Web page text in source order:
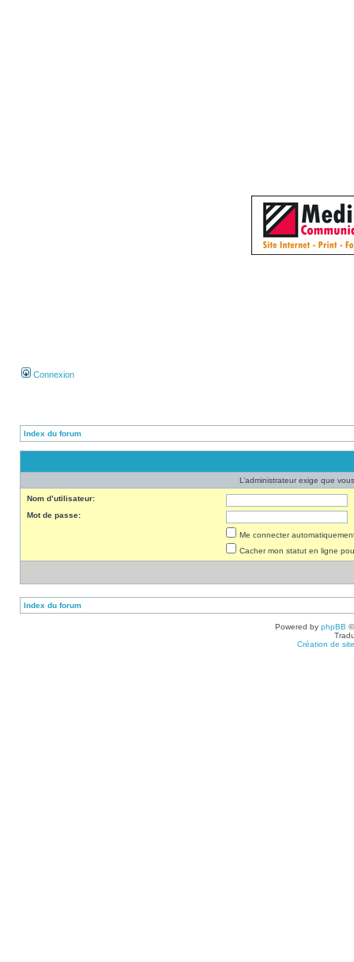
Connexion
Index du forum
L’administrateur exige que
Nom d’utilisateur:
Mot de passe:
Me connecter
Cacher mon statut en ligne
Index du forum
Powered by phpBB
Création de